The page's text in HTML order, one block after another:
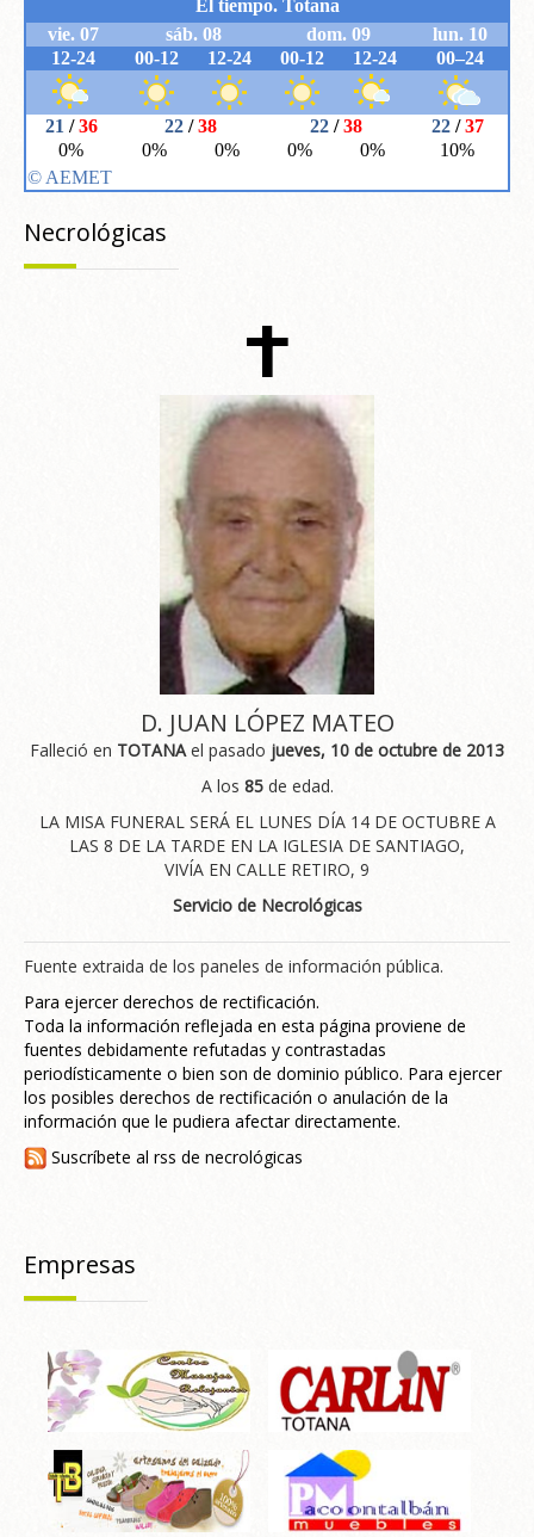
Necrológicas
D. JUAN LÓPEZ MATEO
Falleció en TOTANA el pasado jueves, 10 de octubre de 2013
A los 85de edad.
LA MISA FUNERAL SERÁ EL LUNES DÍA 14 DE OCTUBRE A
LAS 8 DE LA TARDE EN LA IGLESIA DE SANTIAGO,
VIVÍA EN CALLE RETIRO, 9
Servicio de Necrológicas
Fuente extraida de los paneles de información pública.
Para ejercer derechos de rectificación.
Toda la información reflejada en esta página proviene de
fuentes debidamente refutadas y contrastadas
periodísticamente o bien son de dominio público. Para ejercer
los posibles derechos de rectificación o anulación de la
información que le pudiera afectar directamente.
Suscríbete al rss de necrológicas
Empresas